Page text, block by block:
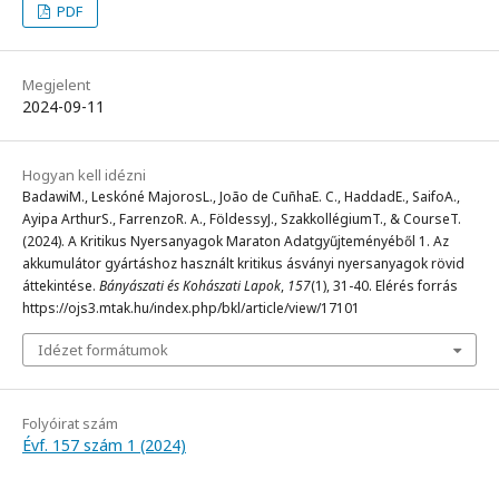
PDF
Megjelent
2024-09-11
Hogyan kell idézni
BadawiM., Leskóné MajorosL., João de CuñhaE. C., HaddadE., SaifoA.,
Ayipa ArthurS., FarrenzoR. A., FöldessyJ., SzakkollégiumT., & CourseT.
(2024). A Kritikus Nyersanyagok Maraton Adatgyűjteményéből 1. Az
akkumulátor gyártáshoz használt kritikus ásványi nyersanyagok rövid
áttekintése. Bányászati és Kohászati Lapok, 157(1), 31-40. Elérés forrás
https://ojs3.mtak.hu/index.php/bkl/article/view/17101
Idézet formátumok
Folyóirat szám
Évf. 157 szám 1 (2024)